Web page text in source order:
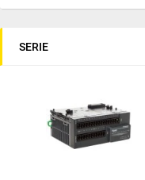
SERIE